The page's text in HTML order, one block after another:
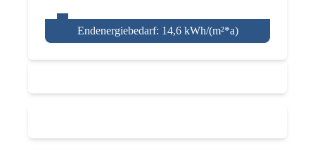
Endenergiebedarf: 14,6 kWh/(m²*a)